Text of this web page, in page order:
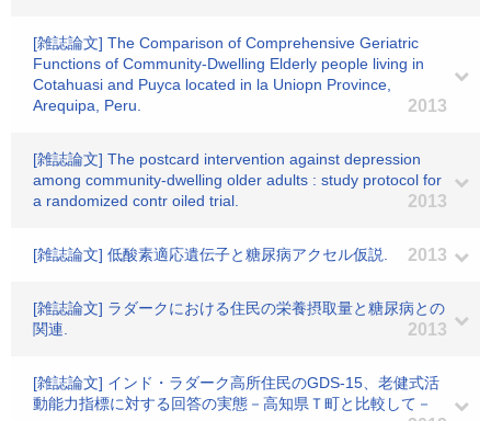
[雑誌論文] The Comparison of Comprehensive Geriatric
Functions of Community-Dwelling Elderly people living in
Cotahuasi and Puyca located in la Uniopn Province,
Arequipa, Peru.
2013
[雑誌論文] The postcard intervention against depression
among community-dwelling older adults : study protocol for
a randomized contr oiled trial.
2013
[雑誌論文] 低酸素適応遺伝子と糖尿病アクセル仮説. 2013
[雑誌論文] ラダークにおける住民の栄養摂取量と糖尿病との
関連.
2013
[雑誌論文] インド・ラダーク高所住民のGDS-15、老健式活
動能力指標に対する回答の実態－高知県Ｔ町と比較して－